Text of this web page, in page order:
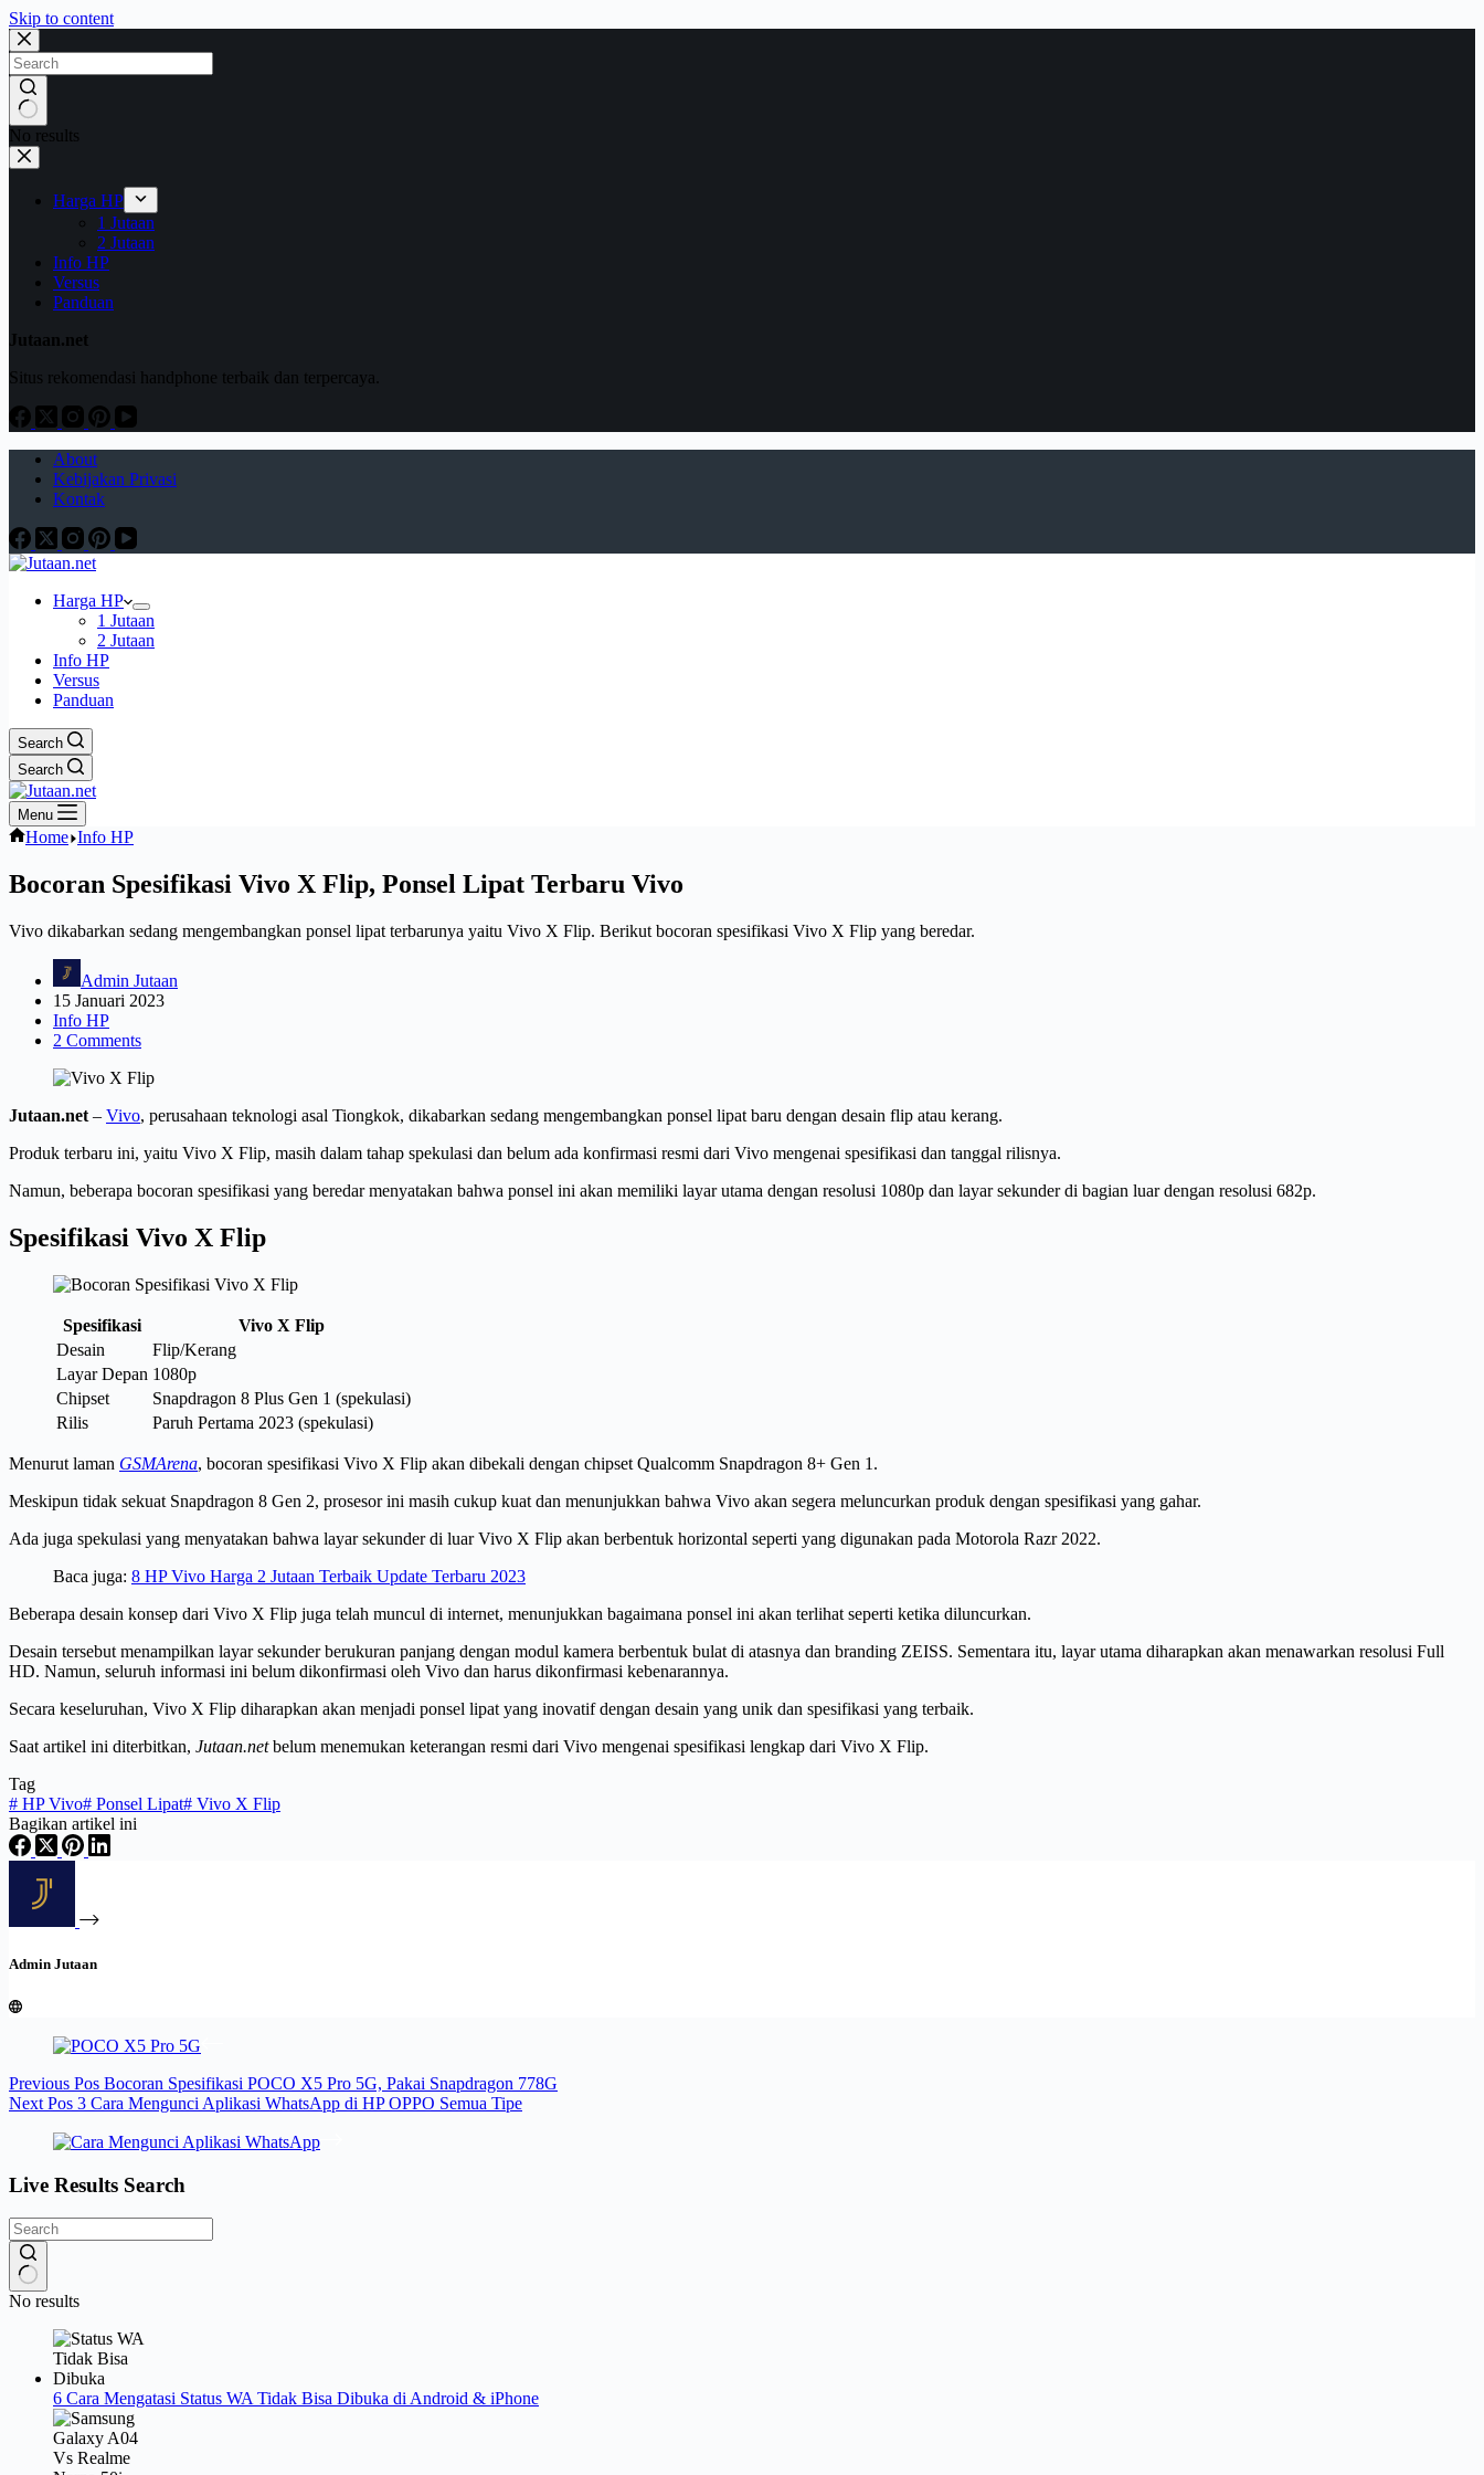
Skip to content
No results
Harga HP
1 Jutaan
2 Jutaan
Info HP
Versus
Panduan
Jutaan.net
Situs rekomendasi handphone terbaik dan terpercaya.
About
Kebijakan Privasi
Kontak
Harga HP
1 Jutaan
2 Jutaan
Info HP
Versus
Panduan
Search
Search
Menu
Home Info HP
Bocoran Spesifikasi Vivo X Flip, Ponsel Lipat Terbaru Vivo
Vivo dikabarkan sedang mengembangkan ponsel lipat terbarunya yaitu Vivo X Flip. Berikut bocoran spesifikasi Vivo X Flip yang beredar.
Admin Jutaan
15 Januari 2023
Info HP
2 Comments
Jutaan.net – Vivo, perusahaan teknologi asal Tiongkok, dikabarkan sedang mengembangkan ponsel lipat baru dengan desain flip atau kerang.
Produk terbaru ini, yaitu Vivo X Flip, masih dalam tahap spekulasi dan belum ada konfirmasi resmi dari Vivo mengenai spesifikasi dan tanggal rilisnya.
Namun, beberapa bocoran spesifikasi yang beredar menyatakan bahwa ponsel ini akan memiliki layar utama dengan resolusi 1080p dan layar sekunder di bagian luar dengan resolusi 682p.
Spesifikasi Vivo X Flip
Spesifikasi
Vivo X Flip
Desain
Flip/Kerang
Layar Depan 1080p
Chipset
Snapdragon 8 Plus Gen 1 (spekulasi)
Rilis
Paruh Pertama 2023 (spekulasi)
Menurut laman GSMArena, bocoran spesifikasi Vivo X Flip akan dibekali dengan chipset Qualcomm Snapdragon 8+ Gen 1.
Meskipun tidak sekuat Snapdragon 8 Gen 2, prosesor ini masih cukup kuat dan menunjukkan bahwa Vivo akan segera meluncurkan produk dengan spesifikasi yang gahar.
Ada juga spekulasi yang menyatakan bahwa layar sekunder di luar Vivo X Flip akan berbentuk horizontal seperti yang digunakan pada Motorola Razr 2022.
Baca juga: 8 HP Vivo Harga 2 Jutaan Terbaik Update Terbaru 2023
Beberapa desain konsep dari Vivo X Flip juga telah muncul di internet, menunjukkan bagaimana ponsel ini akan terlihat seperti ketika diluncurkan.
Desain tersebut menampilkan layar sekunder berukuran panjang dengan modul kamera berbentuk bulat di atasnya dan branding ZEISS. Sementara itu, layar utama diharapkan akan menawarkan resolusi Full
HD. Namun, seluruh informasi ini belum dikonfirmasi oleh Vivo dan harus dikonfirmasi kebenarannya.
Secara keseluruhan, Vivo X Flip diharapkan akan menjadi ponsel lipat yang inovatif dengan desain yang unik dan spesifikasi yang terbaik.
Saat artikel ini diterbitkan, Jutaan.netbelum menemukan keterangan resmi dari Vivo mengenai spesifikasi lengkap dari Vivo X Flip.
Tag
# HP Vivo# Ponsel Lipat# Vivo X Flip
Bagikan artikel ini
Admin Jutaan
Previous Pos Bocoran Spesifikasi POCO X5 Pro 5G, Pakai Snapdragon 778G
Next Pos 3 Cara Mengunci Aplikasi WhatsApp di HP OPPO Semua Tipe
Live Results Search
No results
6 Cara Mengatasi Status WA Tidak Bisa Dibuka di Android & iPhone